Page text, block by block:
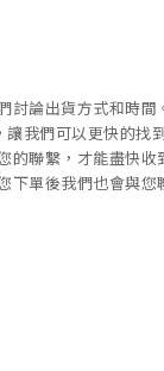
討論出貨方式和時間
我們可以更快的找
聯繫，才能盡快
下單後我們也會與您